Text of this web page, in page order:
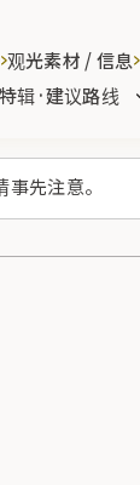
先注意。
特辑·建议路线
观光素材 / 信息